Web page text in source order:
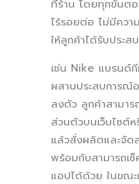
ที่ร้าน โดยทุกขั้นต
ไร้รอยต่อ ไม่มีคว
ให้ลูกค้าได้รับประ
เช่น Nike แบรนด์
ผสานประสบการณ์
ลงตัว ลูกค้าสามาร
ส่วนตัวบนเว็บไซต์
แล้วสั่งผลิตและจัด
พร้อมกับสามารถเ
แอปได้ด้วย ในขณะ